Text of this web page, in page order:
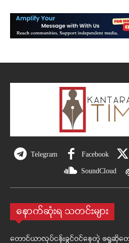
Telegram Facebook
SoundCloud
နောက်ဆုံးရ သတင်းများ
တောင်ယာလုပ်ငန်းခွင်ဝင်နေတဲ့ ဖရူဆို